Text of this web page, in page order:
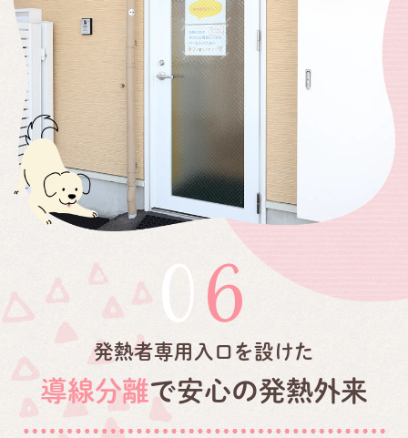
06
発熱者専用入口を設けた
導線分離で安心の発熱外来